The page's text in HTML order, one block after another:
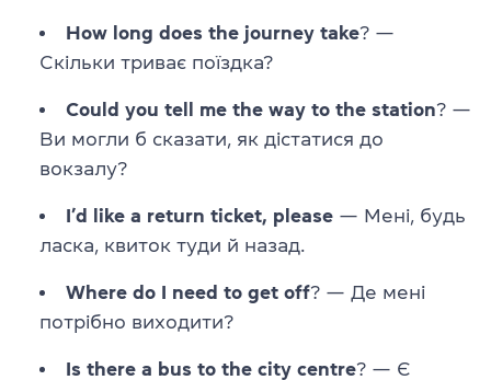
How long does the journey take? —
Скільки триває поїздка?
Could you tell me the way to the station? —
Ви могли б сказати, як дістатися до
вокзалу?
I’d like a return ticket, please — Мені, будь
ласка, квиток туди й назад.
Where do I need to get off? — Де мені
потрібно виходити?
Is there a bus to the city centre? — Є